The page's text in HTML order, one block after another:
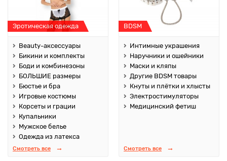
Эротическая одежда
Beauty-аксессуары
Бикини и комплекты
Боди и комбинезоны
БОЛЬШИЕ размеры
Бюстье и бра
Игровые костюмы
Корсеты и грации
Купальники
Мужское белье
Одежда из латекса
Смотреть все
BDSM
Интимные украшения
Наручники и ошейники
Маски и кляпы
Другие BDSM товары
Кнуты и плётки и хлысты
Электростимуляторы
Медицинский фетиш
Смотреть все